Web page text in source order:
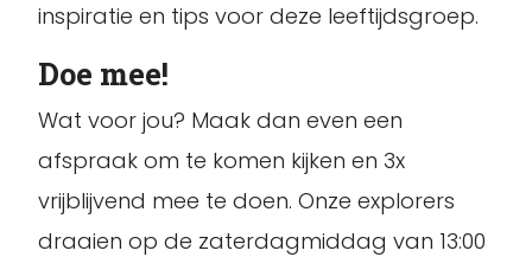
inspiratie en tips voor deze leeftijdsgroep.
Doe mee!
Wat voor jou? Maak dan even een
afspraak om te komen kijken en 3x
vrijblijvend mee te doen. Onze explorers
draaien op de zaterdagmiddag van 13:00